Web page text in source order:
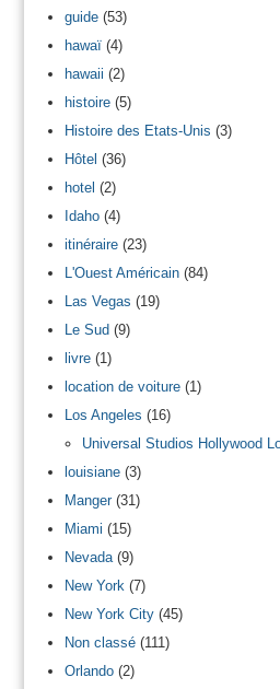
guide(53)
hawaï(4)
hawaii (2)
histoire(5)
Histoire des Etats-Unis (3)
Hôtel (36)
hotel (2)
Idaho(4)
itinéraire(23)
L'Ouest Américain(84)
Las Vegas (19)
Le Sud(9)
livre(1)
location de voiture(1)
Los Angeles (16)
Universal Studios Hollywood
louisiane(3)
Manger(31)
Miami (15)
Nevada(9)
New York (7)
New York City(45)
Non classé(111)
Orlando(2)